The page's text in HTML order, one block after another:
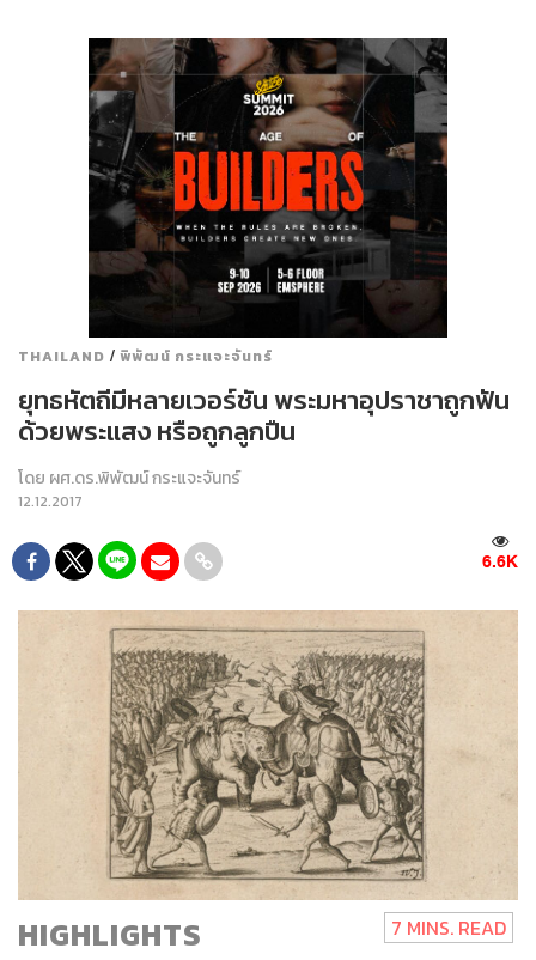
THAILAND / พิพัฒน์ กระแจะจันทร์
ยุทธหัตถีมีหลายเวอร์ชัน พระมหาอุปราชาถูกฟัน
ด้วยพระแสง หรือถูกลูกปืน
โดย ผศ.ดร.พิพัฒน์ กระแจะจันทร์
12.12.2017
6.6K
HIGHLIGHTS 7 MINS. READ